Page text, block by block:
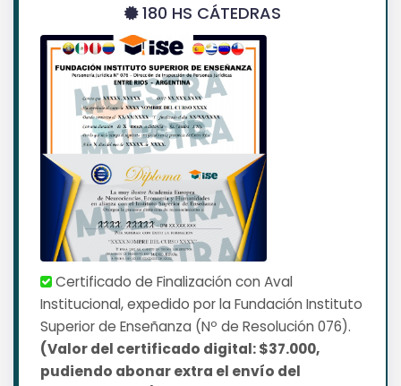
180 HS CÁTEDRAS
Certificado de Finalización con Aval
Institucional, expedido por la Fundación Instituto
Superior de Enseñanza (Nº de Resolución 076).
(Valor del certificado digital: $37.000,
pudiendo abonar extra el envío del